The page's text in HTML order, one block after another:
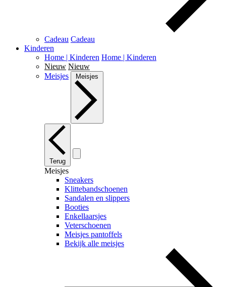
Cadeau Cadeau
Kinderen
Home | Kinderen Home | Kinderen
Nieuw Nieuw
Meisjes
Meisjes
Terug
Meisjes
Sneakers
Klittebandschoenen
Sandalen en slippers
Booties
Enkellaarsjes
Veterschoenen
Meisjes pantoffels
Bekijk alle meisjes